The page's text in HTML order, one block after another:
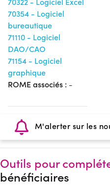
70354 - Logiciel
bureautique
71110 - Logiciel
DAO/CAO
71154 - Logiciel
graphique
ROME associés : -
M'alerter sur les
Outils pour
bénéficiaires